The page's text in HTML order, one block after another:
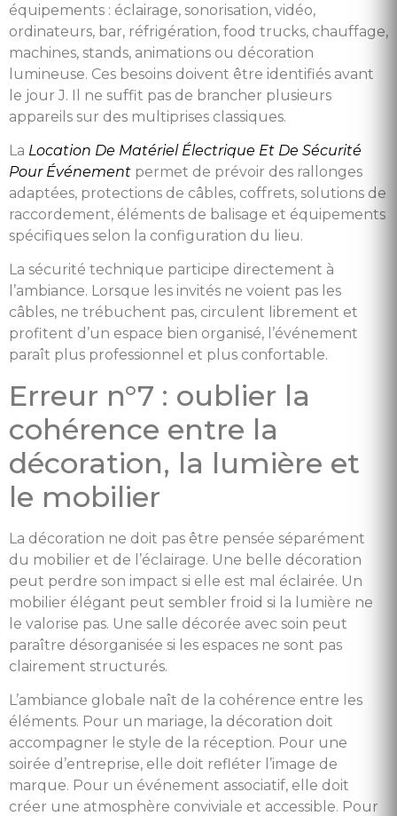
équipements : éclairage, sonorisation, vidéo,
ordinateurs, bar, réfrigération, food trucks, chauffage,
machines, stands, animations ou décoration
lumineuse. Ces besoins doivent être identifiés avant
le jour J. Il ne suffit pas de brancher plusieurs
appareils sur des multiprises classiques.
La Location De Matériel Électrique Et De Sécurité
Pour Événement permet de prévoir des rallonges
adaptées, protections de câbles, coffrets, solutions de
raccordement, éléments de balisage et équipements
spécifiques selon la configuration du lieu.
La sécurité technique participe directement à
l’ambiance. Lorsque les invités ne voient pas les
câbles, ne trébuchent pas, circulent librement et
profitent d’un espace bien organisé, l’événement
paraît plus professionnel et plus confortable.
Erreur n°7 : oublier la
cohérence entre la
décoration, la lumière et
le mobilier
La décoration ne doit pas être pensée séparément
du mobilier et de l’éclairage. Une belle décoration
peut perdre son impact si elle est mal éclairée. Un
mobilier élégant peut sembler froid si la lumière ne
le valorise pas. Une salle décorée avec soin peut
paraître désorganisée si les espaces ne sont pas
clairement structurés.
L’ambiance globale naît de la cohérence entre les
éléments. Pour un mariage, la décoration doit
accompagner le style de la réception. Pour une
soirée d’entreprise, elle doit refléter l’image de
marque. Pour un événement associatif, elle doit
créer une atmosphère conviviale et accessible. Pour